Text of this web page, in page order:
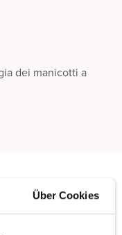
Über Cookies
dei manicotti a